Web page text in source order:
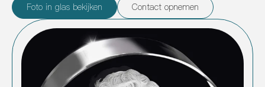
Foto in glas bekijken Contact opnemen